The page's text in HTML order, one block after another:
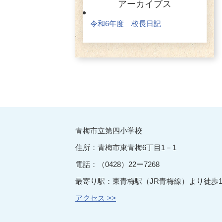
アーカイブス
令和6年度 校長日記
青梅市立第四小学校
住所：青梅市東青梅6丁目1－1
電話：（0428）22ー7268
最寄り駅：東青梅駅（JR青梅線）より徒歩
アクセス >>